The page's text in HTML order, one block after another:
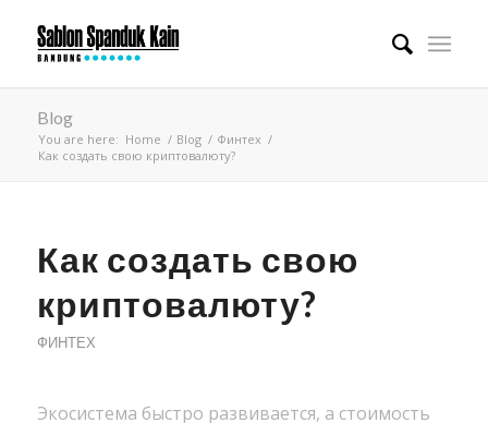
Blog
You are here: Home / Blog / Финтех /
Как создать свою криптовалюту?
Как создать свою
криптовалюту?
ФИНТЕХ
Экосистема быстро развивается, а стоимость